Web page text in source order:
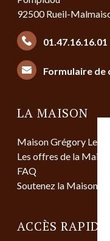
92500 Rueil-
01.47.16.16.01
Formulaire de
LA MAISON
Maison Grégory
Les offres de la Maison
FAQ
Soutenez la Maison
ACCÈS RAPIDE